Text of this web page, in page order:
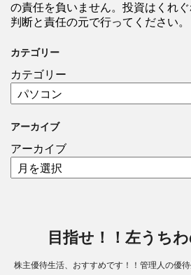
の責任を負いません。投資はくれ
判断と責任の元で行ってください。
カテゴリー
カテゴリー
アーカイブ
アーカイブ
目指せ！！左うち
株主優待生活、おすすめです！！管理人の優